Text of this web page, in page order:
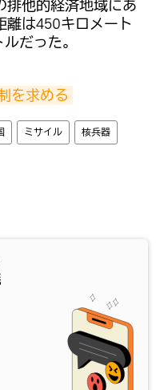
排他的経済地域にあ
離は450キロメート
だった。
を求める
ミサイル 核兵器